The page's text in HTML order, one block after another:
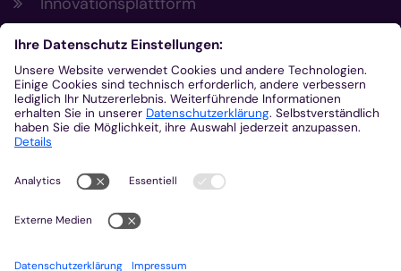
Aus der Plattform
Nachrichten
Veranstaltungen
Gottesdienste
Stellenangebote
Kirchenzeitung
Amtsblatt (Kirchlicher Anzeiger)
Rechtsdatenbank